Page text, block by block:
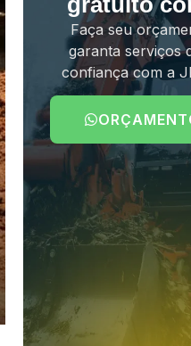
Faça seu
garanta serviços
confiança com a